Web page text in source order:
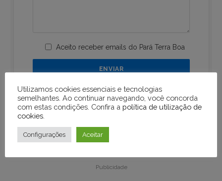
Aceito receber emails do Pará Terra Boa
Publicidade
Publicidade
Utilizamos cookies essenciais e tecnologias
semelhantes. Ao continuar navegando, você concorda
com estas condições. Confira a política de utilização de
cookies
Configurações Aceitar